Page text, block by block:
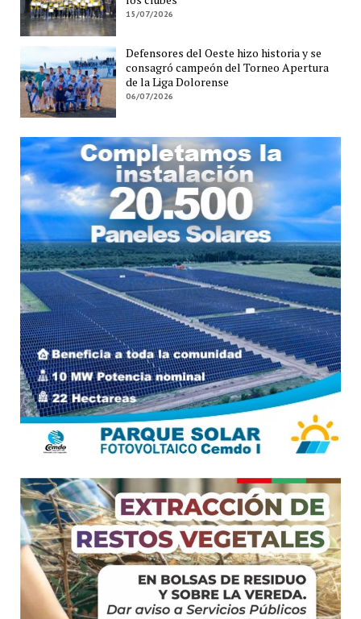
15/07/2026
Defensores del Oeste hizo historia y se
consagró campeón del Torneo Apertura
de la Liga Dolorense
06/07/2026